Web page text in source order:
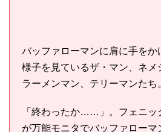
バッファローマンに肩に手をか
様子を見ているザ・マン、ネメ
ラーメンマン、テリーマンたち
「終わったか……」。フェニッ
が万能モニタでバッファローマ